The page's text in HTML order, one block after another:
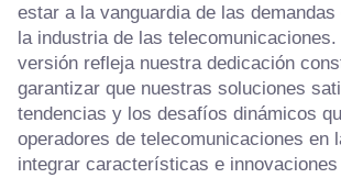
estar a la vanguardia de las
la industria de las
versión refleja nuestra dedicación
garantizar que nuestras soluciones
tendencias y los desafíos dinámicos
operadores de telecomunicaciones en
integrar características e